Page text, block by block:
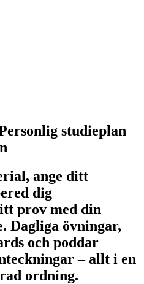
studieplan
ange ditt
dig
prov med din
Dagliga övningar,
och poddar
– allt i en
ordning.